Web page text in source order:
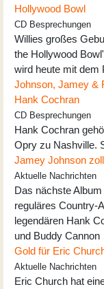
Hollywood Bowl
CD Besprechungen
Willies großes
the Hollywood
wird heute mit dem
Johnson, Jamey &
Hank Cochran
CD Besprechungen
Hank Cochran
Opry zu Nashville.
Jamey Johnson
Aktuelle Nachrichten
Das nächste
reguläres Country-
legendären Hank
und Buddy
Gold für Eric
Aktuelle Nachrichten
Eric Church hat